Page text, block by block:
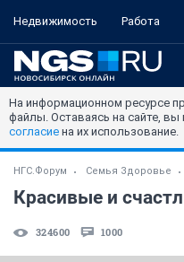
Недвижимость Работа
На информационном ресурсе
файлы. Оставаясь на сайте,
согласие на их использование.
НГС.Форум Семья Здоровье
324600 1000